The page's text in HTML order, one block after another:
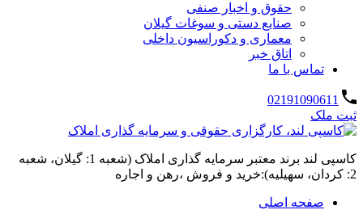
حقوق و اخبار صنفی
صنایع دستی و سوغات گیلان
معماری و دکوراسیون داخلی
اتاق خبر
تماس با ما
02191090611
ثبت ملک
کاسپی لند برند معتبر سرمایه گذاری املاک (شعبه 1: گیلان، شعبه
2: کردان، سهیلیه):خرید و فروش ،رهن و اجاره
صفحه اصلی